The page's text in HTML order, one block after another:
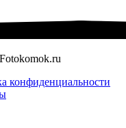
конфиденциальности